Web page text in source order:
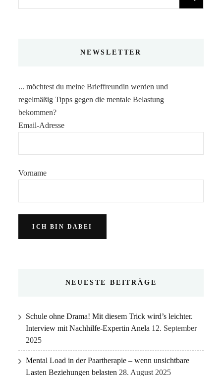
nach:
NEWSLETTER
... möchtest du meine Brieffreundin werden und
regelmäßig Tipps gegen die mentale Belastung
bekommen?
Email-Adresse
Vorname
NEUESTE BEITRÄGE
Schule ohne Drama! Mit diesem Trick wird’s leichter.
Interview mit Nachhilfe-Expertin Anela 12. September
2025
Mental Load in der Paartherapie – wenn unsichtbare
Lasten Beziehungen belasten 28. August 2025